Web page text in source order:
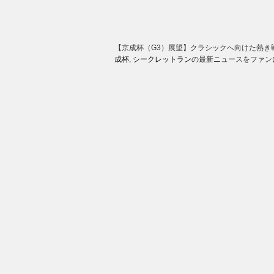
【京成杯（G3）展望】クラシックへ向けた熱
成杯, シークレットランの最新ニュースをファ